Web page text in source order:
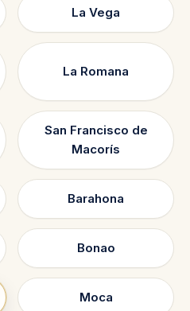
La Vega
La Romana
San Francisco de
Macorís
Barahona
Bonao
Moca